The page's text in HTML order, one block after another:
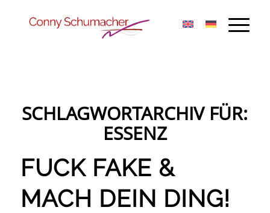
SCHLAGWORTARCHIV FÜR:
ESSENZ
FUCK FAKE &
MACH DEIN DING!